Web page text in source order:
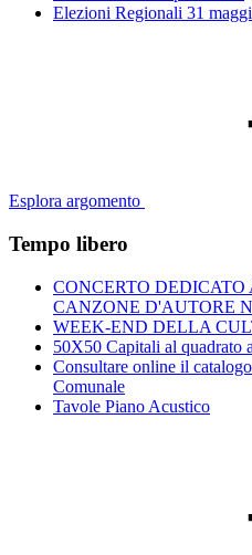
Elezioni Regionali 31
Esplora argomento
Tempo libero
CONCERTO
CANZONE D'AUTORE
WEEK-END DELLA
50X50 Capitali al quadrato
Consultare online il
Comunale
Tavole Piano Acustico